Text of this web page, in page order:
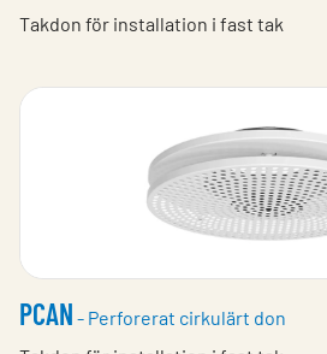
Takdon för installation i fast tak
PCAN - Perforerat cirkulärt don